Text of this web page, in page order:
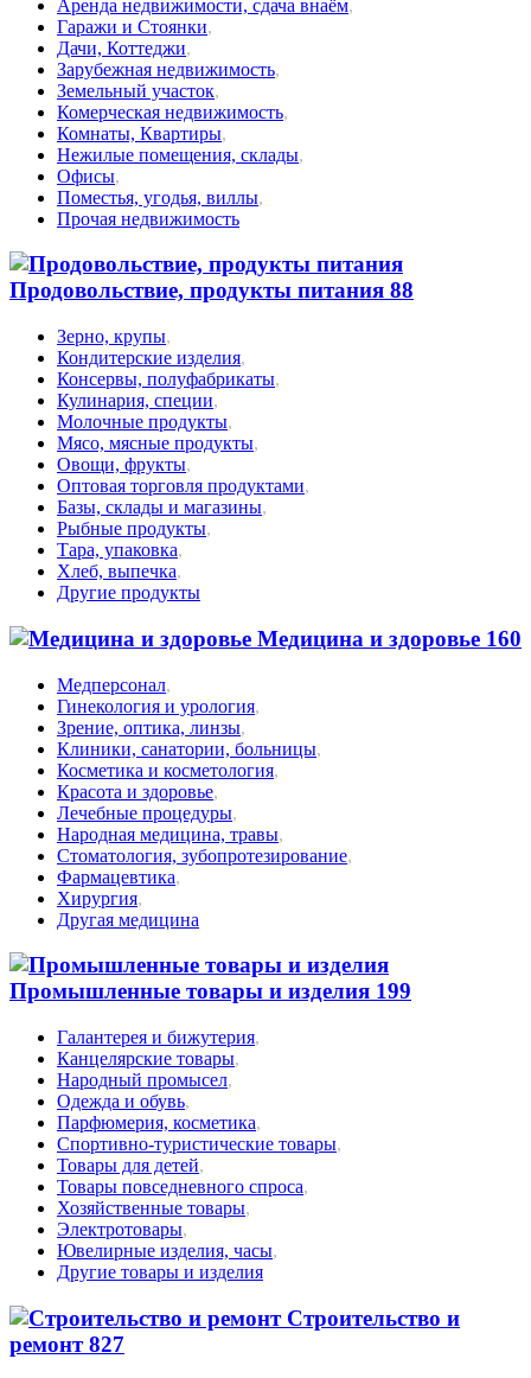
Аренда недвижимости, сдача внаём,
Гаражи и Стоянки,
Дачи, Коттеджи,
Зарубежная недвижимость,
Земельный участок,
Комерческая недвижимость,
Комнаты, Квартиры,
Нежилые помещения, склады,
Офисы,
Поместья, угодья, виллы,
Прочая недвижимость
Продовольствие, продукты питания 88
Зерно, крупы,
Кондитерские изделия,
Консервы, полуфабрикаты,
Кулинария, специи,
Молочные продукты,
Мясо, мясные продукты,
Овощи, фрукты,
Оптовая торговля продуктами,
Базы, склады и магазины,
Рыбные продукты,
Тара, упаковка,
Хлеб, выпечка,
Другие продукты
Медицина и здоровье 160
Медперсонал,
Гинекология и урология,
Зрение, оптика, линзы,
Клиники, санатории, больницы,
Косметика и косметология,
Красота и здоровье,
Лечебные процедуры,
Народная медицина, травы,
Стоматология, зубопротезирование,
Фармацевтика,
Хирургия,
Другая медицина
Промышленные товары и изделия 199
Галантерея и бижутерия,
Канцелярские товары,
Народный промысел,
Одежда и обувь,
Парфюмерия, косметика,
Спортивно-туристические товары,
Товары для детей,
Товары повседневного спроса,
Хозяйственные товары,
Электротовары,
Ювелирные изделия, часы,
Другие товары и изделия
Строительство и
ремонт827